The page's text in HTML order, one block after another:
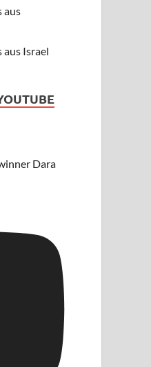
aus
aus Israel
Dara